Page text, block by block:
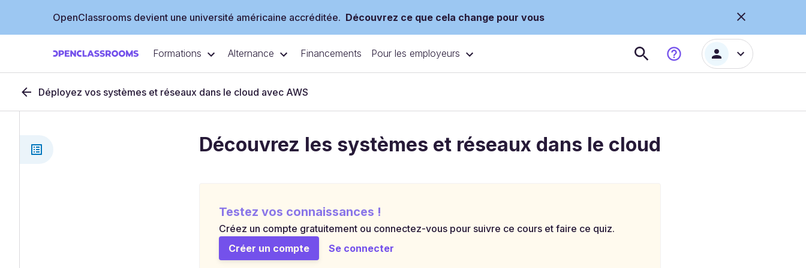
OpenClassrooms devient une université américaine accréditée. Découvrez ce que cela change pour vous
Formations Alternance Financements Pour les employeurs
Déployez vos systèmes et réseaux dans le cloud avec AWS
Découvrez les systèmes et réseaux dans le cloud
Testez vos connaissances !
Créez un compte gratuitement ou connectez-vous pour suivre ce cours et faire ce quiz.
Créer un compte
Se connecter